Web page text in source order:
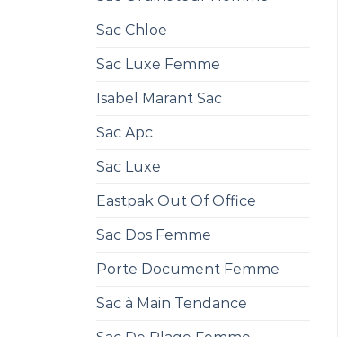
Sac Chloe
Sac Luxe Femme
Isabel Marant Sac
Sac Apc
Sac Luxe
Eastpak Out Of Office
Sac Dos Femme
Porte Document Femme
Sac à Main Tendance